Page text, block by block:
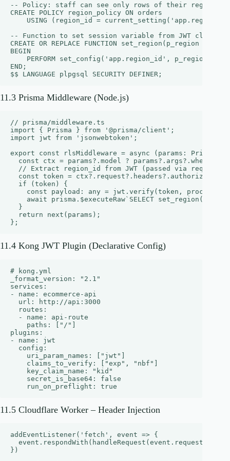
-- Policy: staff can see only rows of their region
CREATE POLICY region_policy ON orders
USING (region_id =
-- Function to set session variable from JWT claim
CREATE OR REPLACE FUNCTION set_region(p_region int)
BEGIN
PERFORM set_config('app.region_id',
END;
11.3 Prisma Middleware (Node.js)
// prisma/middleware.ts
import { Prisma } from '@prisma/client';
import jwt from 'jsonwebtoken';
export const rlsMiddleware = async (params:
const ctx = params?.model ? params?.args?.where :
// Extract region_id from JWT (passed via request
const token =
  if (token) {
const payload: any = jwt.verify(token,
await prisma.$executeRaw`SELECT
  }
  return next(params);
11.4 Kong JWT Plugin (Declarative Config)
# kong.yml
_format_version: "2.1"
services:
- name: ecommerce-api
  url: http://api:3000
  routes:
  - name: api-route
    paths: ["/"]
plugins:
- name: jwt
  config:
    uri_param_names: ["jwt"]
    claims_to_verify: ["exp", "nbf"]
    key_claim_name: "kid"
    secret_is_base64: false
11.5 Cloudflare Worker – Header Injection
addEventListener('fetch', event => {
  event.respondWith(handleRequest(event.request))
})